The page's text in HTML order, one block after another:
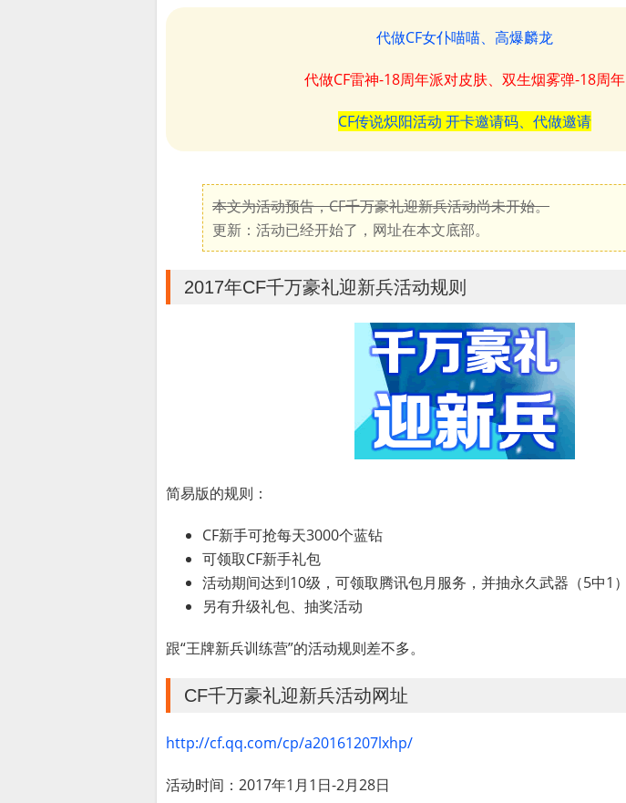
代做CF女仆喵喵、高爆麟龙
代做CF雷神-18周年派对皮肤、双生烟雾弹-18周年
CF传说炽阳活动 开卡邀请码、代做邀请
本文为活动预告，CF千万豪礼迎新兵活动尚未开始。
更新：活动已经开始了，网址在本文底部。
2017年CF千万豪礼迎新兵活动规则
简易版的规则：
CF新手可抢每天3000个蓝钻
可领取CF新手礼包
活动期间达到10级，可领取腾讯包月服务，并抽永久武器（5中1）
另有升级礼包、抽奖活动
跟“王牌新兵训练营”的活动规则差不多。
CF千万豪礼迎新兵活动网址
http://cf.qq.com/cp/a20161207lxhp/
活动时间：2017年1月1日-2月28日